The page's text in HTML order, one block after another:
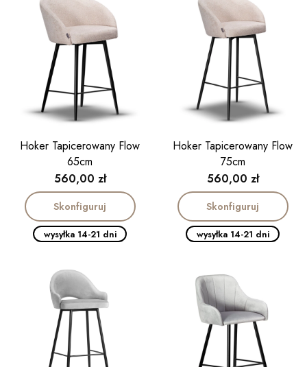
Hoker Tapicerowany Flow
65cm
Cena
560,00 zł
Skonfiguruj
wysyłka 14-21 dni
Hoker Tapicerowany Flow
75cm
Cena
560,00 zł
Skonfiguruj
wysyłka 14-21 dni